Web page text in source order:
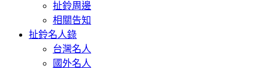
扯鈴周邊
相關告知
扯鈴名人錄
台灣名人
國外名人